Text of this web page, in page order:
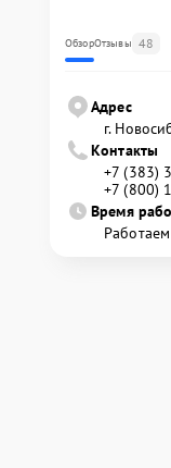
ОбзорОтзывы 48
Адрес
г.
Контакты
+7 (383)
+7 (800)
Время